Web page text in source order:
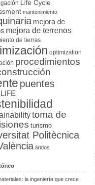
Life Cycle
mantenimiento
mejora de
mejora de terrenos
de tierras
optimization
procedimientos
puentes
toma de
turismo
Politècnica
áridos
la ingeniería que crece